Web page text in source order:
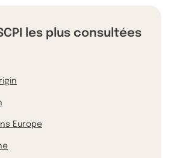
les plus consultées
Europe